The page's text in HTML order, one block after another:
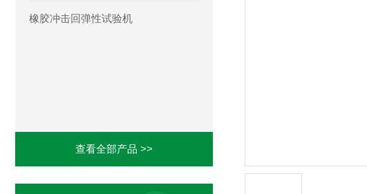
橡胶冲击回弹性试验机
查看全部产品 >>